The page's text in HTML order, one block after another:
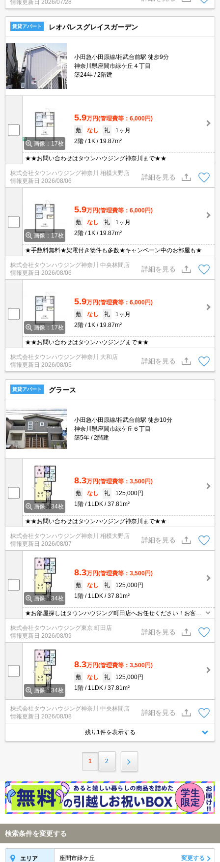
情報更新日 2026/07/28
賃貸アパート レオパレスグレイスガーデン
小田急小田原線/相武台前駅 徒歩9分
神奈川県座間市緑ケ丘４丁目
築24年
2階建
画像：17枚
5.9万円(管理費等：6,000円)
敷
なし 礼
1ヶ月
2階
1K 19.87m²
★★お問い合わせはタウンハウジング神奈川まで★★
株式会社タウンハウジング神奈川 相模大野店
情報更新日 2026/08/06
詳細を見る
画像：17枚
5.9万円(管理費等：6,000円)
敷
なし 礼
1ヶ月
2階
1K 19.87m²
★手数料無料★架電付き物件も多数★キャンペーン中のお部屋も★
株式会社タウンハウジング神奈川 中央林間店
情報更新日 2026/08/06
詳細を見る
画像：17枚
5.9万円(管理費等：6,000円)
敷
なし 礼
1ヶ月
2階
1K 19.87m²
★★お問い合わせはタウンハウジングまで★★
株式会社タウンハウジング神奈川 大和店
情報更新日 2026/08/05
詳細を見る
賃貸アパート グラース
小田急小田原線/相武台前駅 徒歩10分
神奈川県座間市緑ケ丘６丁目
築5年
2階建
画像：34枚
8.3万円(管理費等：3,500円)
敷
なし 礼
125,000円
1階
1LDK 37.81m²
★★お問い合わせはタウンハウジング神奈川まで★★
株式会社タウンハウジング神奈川 相模大野店
情報更新日 2026/08/07
詳細を見る
画像：34枚
8.3万円(管理費等：3,500円)
敷
なし 礼
125,000円
1階
1LDK 37.81m²
★お部屋探しはタウンハウジング町田店へお任せください！お客様
が精一杯お手伝いさせていただきます！！★
株式会社タウンハウジング東京 町田店
情報更新日 2026/08/09
詳細を見る
画像：34枚
8.3万円(管理費等：3,500円)
敷
なし 礼
125,000円
1階
1LDK 37.81m²
株式会社タウンハウジング神奈川 中央林間店
情報更新日 2026/08/08
詳細を見る
残り1件を表示する
1 2
検索条件を変更する
エリア 座間市緑ケ丘 変更する